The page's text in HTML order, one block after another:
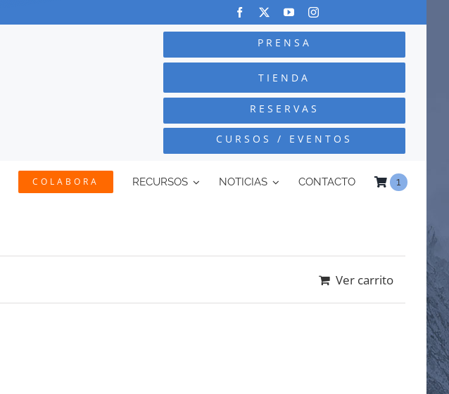
PRENSA
TIENDA
RESERVAS
CURSOS / EVENTOS
COLABORA RECURSOS NOTICIAS CONTACTO 1
Ver carrito